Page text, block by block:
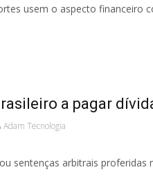
usem o aspecto financeiro
a pagar
Adam Tecnologia
sentenças arbitrais